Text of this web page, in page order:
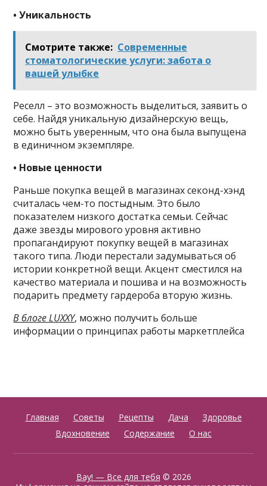
• Уникальность
Смотрите также: Современные
стоматологические услуги: забота о
вашей улыбке
Реселл – это возможность выделиться, заявить о
себе. Найдя уникальную дизайнерскую вещь,
можно быть уверенным, что она была выпущена
в единичном экземпляре.
• Новые ценности
Раньше покупка вещей в магазинах секонд-хэнд
считалась чем-то постыдным. Это было
показателем низкого достатка семьи. Сейчас
даже звезды мирового уровня активно
пропагандируют покупку вещей в магазинах
такого типа. Люди перестали задумываться об
истории конкретной вещи. Акцент сместился на
качество материала и пошива и на возможность
подарить предмету гардероба вторую жизнь.
В блоге LUXXY, можно получить больше
информации о принципах работы маркетплейса
Главная Советы Рецепты Дача
Здоровье
Вдохновение
Содержание О нас
Вау! — Все для тебя © 2026